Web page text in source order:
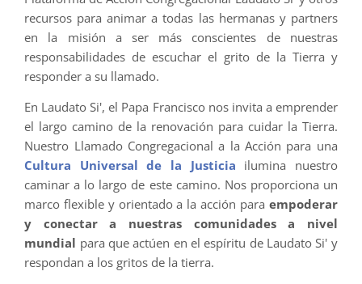
recursos para animar a todas las hermanas y partners
en la misión a ser más conscientes de nuestras
responsabilidades de escuchar el grito de la Tierra y
responder a su llamado.
En Laudato Si', el Papa Francisco nos invita a emprender
el largo camino de la renovación para cuidar la Tierra.
Nuestro Llamado Congregacional a la Acción para una
Cultura Universal de la Justicia ilumina nuestro
caminar a lo largo de este camino. Nos proporciona un
marco flexible y orientado a la acción para empoderar
y conectar a nuestras comunidades a nivel
mundial para que actúen en el espíritu de Laudato Si' y
respondan a los gritos de la tierra.